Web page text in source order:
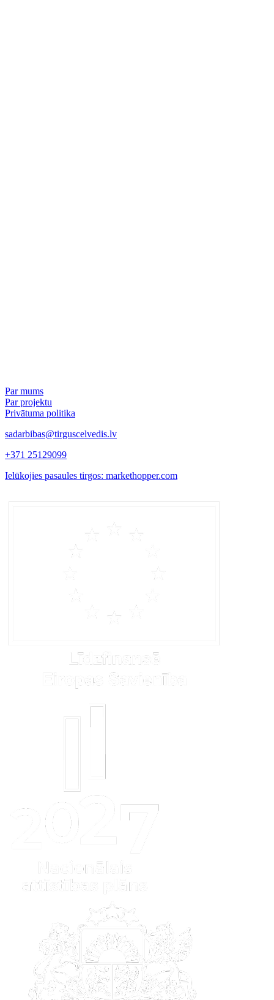
Par mums
Par projektu
Privātuma politika
sadarbibas@tirguscelvedis.lv
+371 25129099
Ielūkojies pasaules tirgos: markethopper.com